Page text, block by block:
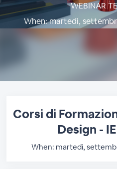
WEBINAR
When:martedì,
Corsi di
Design -
When: martedì,